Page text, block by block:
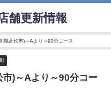
舗更新情報
県高松市)～Aより～90分コース
)～Aより～90分コー